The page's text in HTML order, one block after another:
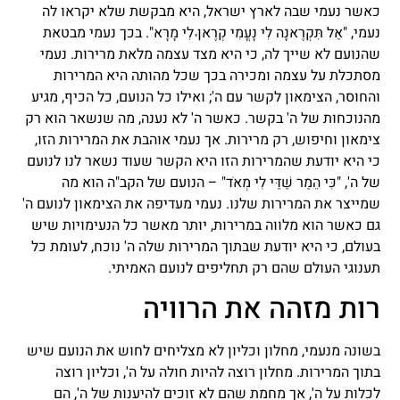
כאשר נעמי שבה לארץ ישראל, היא מבקשת שלא יקראו לה
נעמי, "אַל תִּקְרֶאנָה לִי נׇעֳמִי קְרֶאןָ לִי מָרָא". בכך נעמי מבטאת
שהנועם לא שייך לה, כי היא מצד עצמה מלאת מרירות. נעמי
מסתכלת על עצמה ומכירה בכך שכל מהותה היא המרירות
והחוסר, הצימאון לקשר עם ה'; ואילו כל הנועם, כל הכיף, מגיע
מהנוכחות של ה' בקשר. כאשר ה' לא נענה, מה שנשאר הוא רק
צימאון וחיפוש, רק מרירות. אך נעמי אוהבת את המרירות הזו,
כי היא יודעת שהמרירות הזו היא הקשר שעוד נשאר לנו לנועם
של ה', "כִּי הֵמַר שַׁדַּי לִי מְאֹד" – הנועם של הקב"ה הוא מה
שמייצר את המרירות שלנו. נעמי מעדיפה את הצימאון לנועם ה'
גם כאשר הוא מלווה במרירות, יותר מאשר כל הנעימויות שיש
בעולם, כי היא יודעת שבתוך המרירות שלה ה' נוכח, לעומת כל
תענוגי העולם שהם רק תחליפים לנועם האמיתי.
רות מזהה את הרוויה
בשונה מנעמי, מחלון וכליון לא מצליחים לחוש את הנועם שיש
בתוך המרירות. מחלון רוצה להיות חולה על ה', וכליון רוצה
לכלות על ה', אך מחמת שהם לא זוכים להיענות של ה', הם